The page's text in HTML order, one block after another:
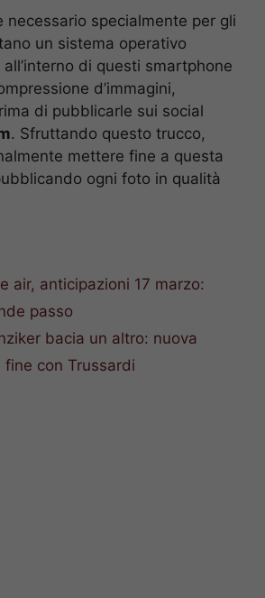
necessario specialmente per gli
un sistema operativo
di questi smartphone
d’immagini,
di pubblicarle sui social
. Sfruttando questo trucco,
mettere fine a questa
ogni foto in qualità
air, anticipazioni 17 marzo:
passo
bacia un altro: nuova
con Trussardi